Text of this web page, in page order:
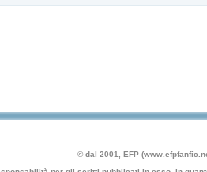
© dal 2001, EFP